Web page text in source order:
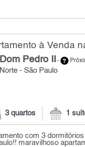
à Venda
Pedro II -
- São Paulo
3 quartos 1
com 3
maravilhoso